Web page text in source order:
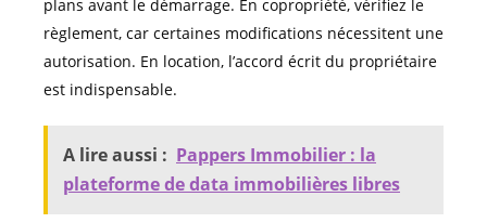
plans avant le démarrage. En copropriété, vérifiez le
règlement, car certaines modifications nécessitent une
autorisation. En location, l’accord écrit du propriétaire
est indispensable.
A lire aussi : Pappers Immobilier : la
plateforme de data immobilières libres